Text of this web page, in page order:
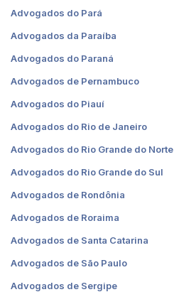
Advogados do Pará
Advogados da Paraíba
Advogados do Paraná
Advogados de Pernambuco
Advogados do Piauí
Advogados do Rio de Janeiro
Advogados do Rio Grande do Norte
Advogados do Rio Grande do Sul
Advogados de Rondônia
Advogados de Roraima
Advogados de Santa Catarina
Advogados de São Paulo
Advogados de Sergipe